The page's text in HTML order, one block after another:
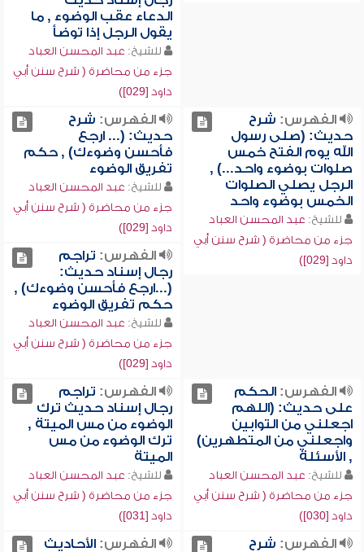
الدعاء عقب الوضوء , ما
يقول الرجل إذا توضأ
للشيخ: عبد المحسن العباد
جزء من محاضرة ( شرح سنن أبي
داود [029])
الفهرس: شرح
حديث: (صلى رسول
الله يوم الفتح خمس
صلوات بوضوء واحد...) ,
الرجل يصلي الصلوات
الخمس بوضوء واحد
للشيخ: عبد المحسن العباد
جزء من محاضرة ( شرح سنن أبي
داود [029])
الفهرس: شرح
حديث: (... ارجع
فأحسن وضوءك) , حكم
تفريق الوضوء
للشيخ: عبد المحسن العباد
جزء من محاضرة ( شرح سنن أبي
داود [029])
الفهرس: تراجم
رجال إسناد حديث:
(...ارجع فأحسن وضوءك) ,
حكم تفريق الوضوء
للشيخ: عبد المحسن العباد
جزء من محاضرة ( شرح سنن أبي
داود [029])
الفهرس:الحكم
على حديث: (اللهم
اجعلني من التوابين
واجعلني من المتطهرين)
, الأسئلة
للشيخ: عبد المحسن العباد
جزء من محاضرة ( شرح سنن أبي
داود [030])
الفهرس: تراجم
رجال إسناد حديث ترك
الوضوء من مس الميتة ,
ترك الوضوء من مس
الميتة
للشيخ: عبد المحسن العباد
جزء من محاضرة ( شرح سنن أبي
داود [031])
الفهرس: شرح
الفهرس:الأحاديث